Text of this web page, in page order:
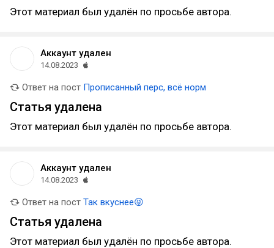
Этот материал был удалён по просьбе автора.
Аккаунт удален
14.08.2023
Ответ на пост Прописанный перс, всё норм
Статья удалена
Этот материал был удалён по просьбе автора.
Аккаунт удален
14.08.2023
Ответ на пост Так вкуснее😝
Статья удалена
Этот материал был удалён по просьбе автора.